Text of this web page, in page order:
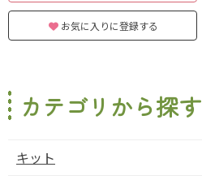
お気に入りに登録する
カテゴリから探す
キット